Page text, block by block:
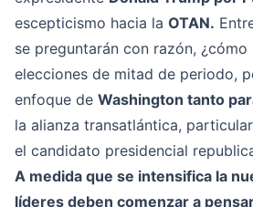
escepticismo hacia la OTAN.
se preguntarán con razón,
elecciones de mitad de periodo,
enfoque de Washington tanto
la alianza transatlántica,
el candidato presidencial
A medida que se intensifica la
líderes deben comenzar a